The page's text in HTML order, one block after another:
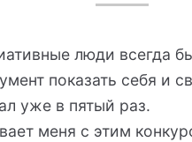
люди всегда
показать себя и
уже в пятый раз.
меня с этим